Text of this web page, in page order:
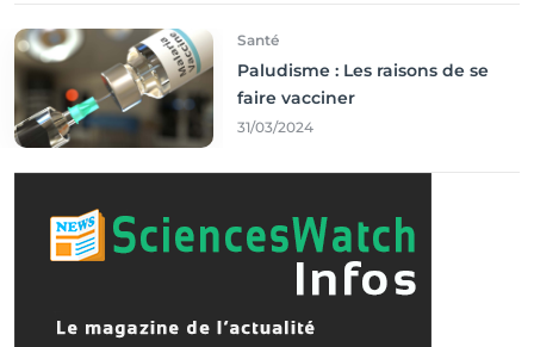
Santé
Paludisme : Les raisons de se
faire vacciner
31/03/2024